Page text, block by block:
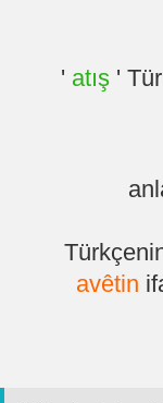
' atış '
avêtin